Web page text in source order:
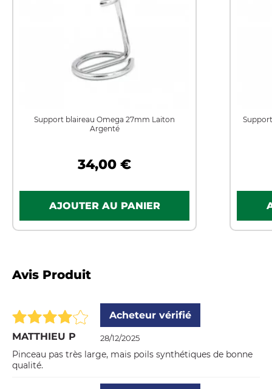
Support blaireau Omega 27mm Laiton
Argenté
34,00 €
Avis Produit
MATTHIEU P
Acheteur vérifié
28/12/2025
Pinceau pas très large, mais poils synthétiques de bonne
qualité.